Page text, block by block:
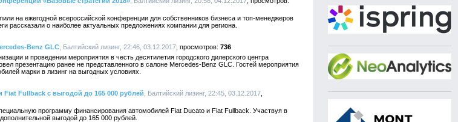
на ежегодной всероссийской конференции для собственников бизнеса и топ-менеджеров
рассказали о наиболее актуальных предложениях компании для региона.
Benz GLC , Балтийский лизинг, 22:46, 03.12.2017
736
и проведении мероприятия в честь десятилетия городского дилерского центра
презентацию ранее не представленного в салоне Mercedes-Benz GLC. Гостей мероприятия
марки в лизинг на выгодных условиях.
Fiat Fullback с выгодой до 165 000 рублей , Балтийский лизинг, 22:45, 03.12.2017
программу финансирования автомобилей Fiat Ducato и Fiat Fullback. Участвуя в
выгодой до 165 000 рублей.